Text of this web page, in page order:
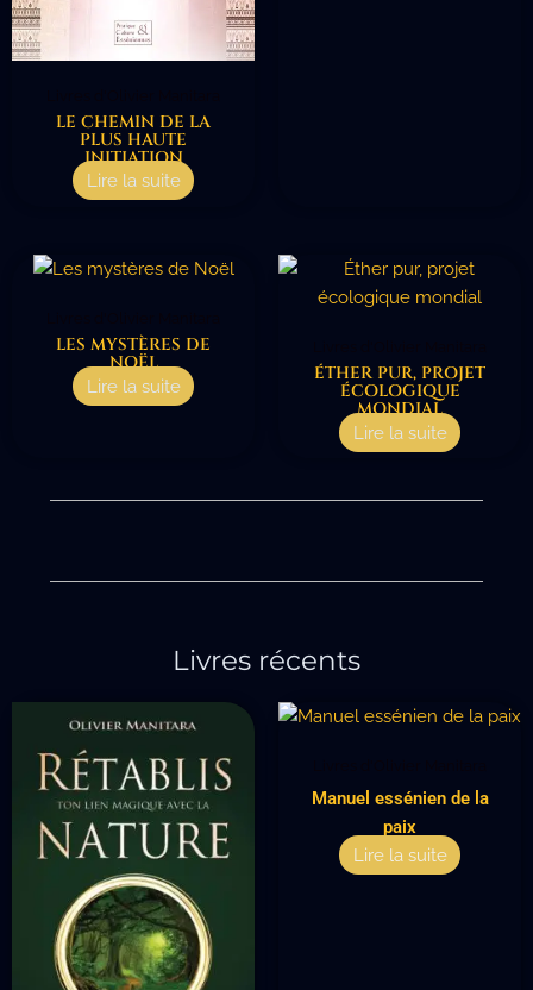
LE CHEMIN DE LA
PLUS HAUTE
INITIATION
Lire la suite
LES MYSTÈRES DE
NOËL
Lire la suite
ÉTHER PUR, PROJET
ÉCOLOGIQUE
MONDIAL
Lire la suite
Livres récents
Manuel essénien de la
paix
Lire la suite